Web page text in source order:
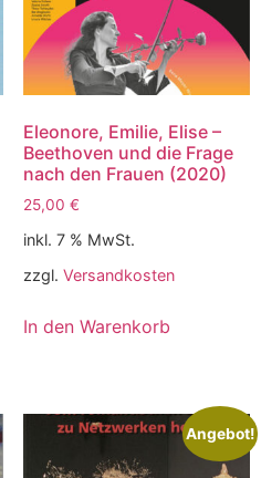
Eleonore, Emilie, Elise –
Beethoven und die Frage
nach den Frauen (2020)
25,00 €
inkl. 7 % MwSt.
zzgl. Versandkosten
In den Warenkorb
Angebot!